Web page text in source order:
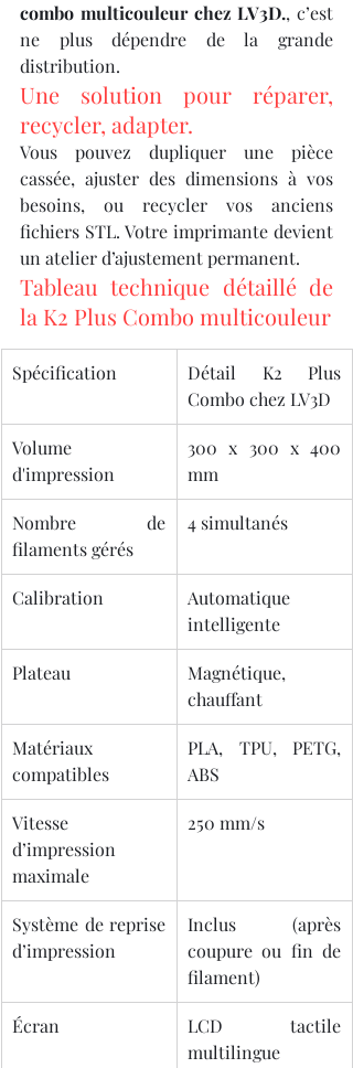
combo multicouleur chez LV3D., c’est
ne plus dépendre de la grande
distribution.
Une solution pour réparer,
recycler, adapter.
Vous pouvez dupliquer une pièce
cassée, ajuster des dimensions à vos
besoins, ou recycler vos anciens
fichiers STL. Votre imprimante devient
un atelier d’ajustement permanent.
Tableau technique détaillé de
la K2 Plus Combo multicouleur
Spécification
Détail K2 Plus
Combo chez LV3D
Volume
d'impression
300 x 300 x 400
mm
Nombre de
filaments gérés
4 simultanés
Calibration
Automatique
intelligente
Plateau
Magnétique,
chauffant
Matériaux
compatibles
PLA, TPU, PETG,
ABS
Vitesse
d’impression
maximale
250 mm/s
Système de reprise
d’impression
Inclus (après
coupure ou fin de
filament)
Écran
LCD tactile
multilingue